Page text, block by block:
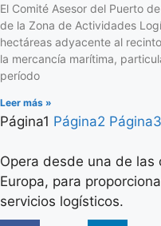
El Comité Asesor del Puerto
de la Zona de Actividades
hectáreas adyacente al
la mercancía marítima,
período
Leer más »
Página1 Página2 Página3
Opera desde una de
Europa, para
servicios logísticos.